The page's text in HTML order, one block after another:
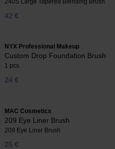
42 €
NYX Professional Makeup
Custom Drop Foundation Brush
1 pcs
24 €
MAC Cosmetics
209 Eye Liner Brush
209 Eye Liner Brush
25 €